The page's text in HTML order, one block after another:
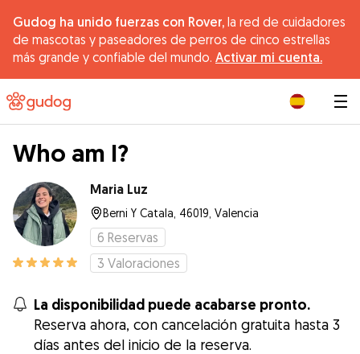
Gudog ha unido fuerzas con Rover, la red de cuidadores
de mascotas y paseadores de perros de cinco estrellas
más grande y confiable del mundo. Activar mi cuenta.
Who am I?
Maria Luz
Berni Y Catala, 46019, Valencia
6 Reservas
3 Valoraciones
La disponibilidad puede acabarse pronto.
Reserva ahora, con cancelación gratuita hasta 3
días antes del inicio de la reserva.